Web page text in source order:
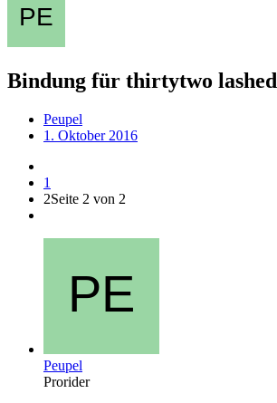
Bindung für thirtytwo lashed
Peupel
1. Oktober 2016
1
2Seite 2 von 2
Peupel
Prorider